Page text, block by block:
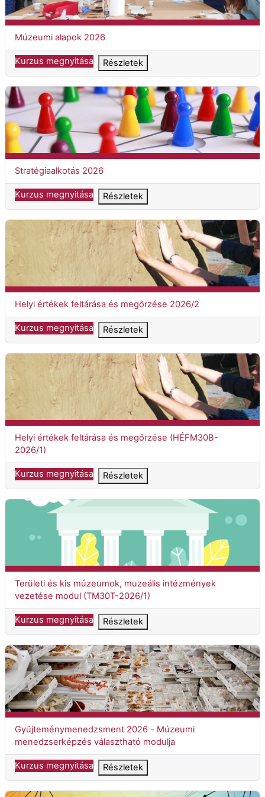
Kurzuscím
Múzeumi alapok 2026
Kurzus megnyitása Részletek
Stratégiaalkotás 2026
Kurzuscím
Stratégiaalkotás 2026
Kurzus megnyitása Részletek
Helyi értékek feltárása és megőrzése 2026/2
Kurzuscím
Helyi értékek feltárása és megőrzése 2026/2
Kurzus megnyitása Részletek
Helyi értékek feltárása és megőrzése (HÉFM30B-2026/1)
Kurzuscím
Helyi értékek feltárása és megőrzése (HÉFM30B-
2026/1)
Kurzus megnyitása Részletek
Területi és kis múzeumok, muzeális intézmények vezetése
Kurzuscím
Területi és kis múzeumok, muzeális intézmények
vezetése modul (TM30T-2026/1)
Kurzus megnyitása Részletek
Gyűjteménymenedzsment 2026 - Múzeumi
Kurzuscím
Gyűjteménymenedzsment 2026 - Múzeumi
menedzserképzés választható modulja
Kurzus megnyitása Részletek